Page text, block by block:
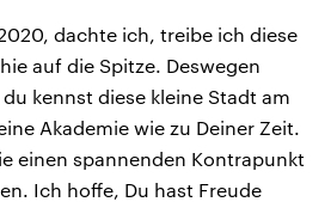
dachte ich, treibe ich diese
auf die Spitze. Deswegen
kennst diese kleine Stadt am
Akademie wie zu Deiner Zeit.
einen spannenden Kontrapunkt
Ich hoffe, Du hast Freude